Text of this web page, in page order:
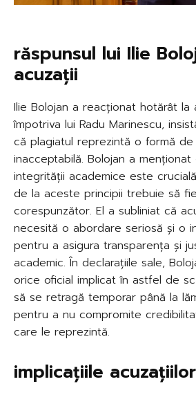
răspunsul lui Ilie
acuzații
Ilie Bolojan a reacționat hotărât la
împotriva lui Radu Marinescu,
că plagiatul reprezintă o formă
inacceptabilă. Bolojan a
integrității academice este
de la aceste principii trebuie să
corespunzător. El a subliniat că
necesită o abordare seriosă și o
pentru a asigura transparența și
academic. În declarațiile sale,
orice oficial implicat în astfel de
să se retragă temporar până la
pentru a nu compromite
care le reprezintă.
implicațiile